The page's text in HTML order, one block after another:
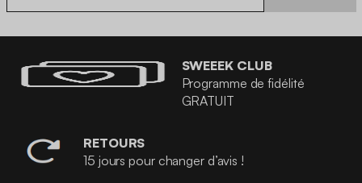
SWEEEK CLUB
Programme de fidélité
GRATUIT
RETOURS
15 jours pour changer d’avis !